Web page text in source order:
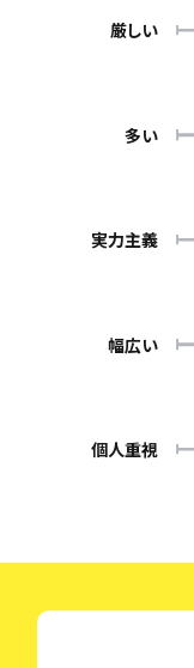
厳しい
多い
実力主義
幅広い
個人重視